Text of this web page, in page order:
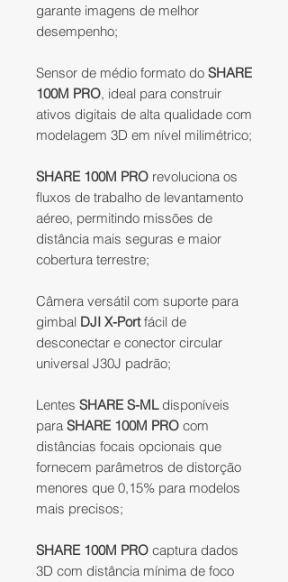
garante imagens de melhor
desempenho;​
Sensor de médio formato do SHARE
100M PRO, ideal para construir
ativos digitais de alta qualidade com
modelagem 3D em nível milimétrico;​
SHARE 100M PRO revoluciona os
fluxos de trabalho de levantamento
aéreo, permitindo missões de
distância mais seguras e maior
cobertura terrestre;
Câmera versátil com suporte para
gimbal DJI X-Portfácil de
desconectar e conector circular
universal J30J padrão;​
Lentes SHARE S-ML disponíveis
para SHARE 100M PRO com
distâncias focais opcionais que
fornecem parâmetros de distorção
menores que 0,15% para modelos
mais precisos;​
SHARE 100M PRO captura dados
3D com distância mínima de foco